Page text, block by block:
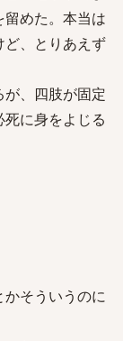
めた。本当は
、とりあえず
、四肢が固定
に身をよじる
そういうのに